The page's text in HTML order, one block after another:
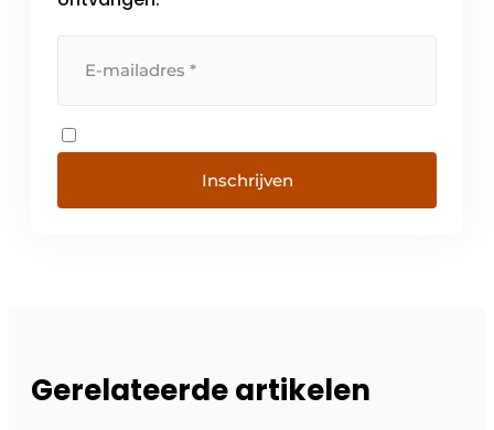
Inschrijven
Gerelateerde artikelen